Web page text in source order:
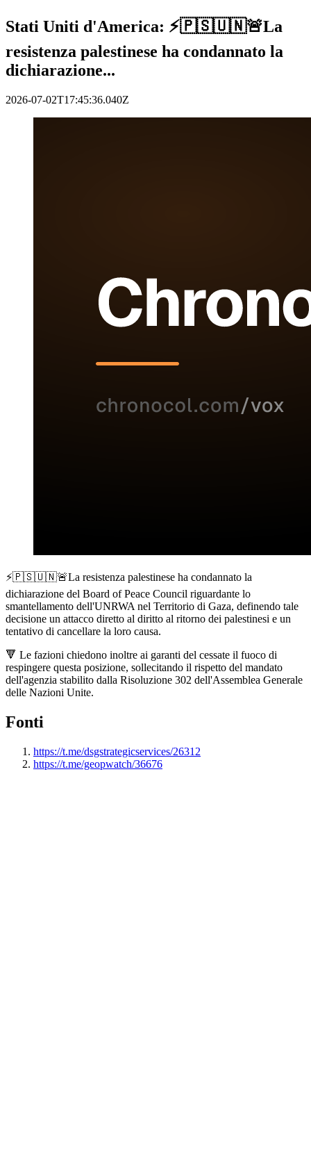
Stati Uniti d'America: ⚡️🇵🇸🇺🇳🚨La
resistenza palestinese ha condannato la
dichiarazione...
2026-07-02T17:45:36.040Z
⚡️🇵🇸🇺🇳🚨La resistenza palestinese ha condannato la
dichiarazione del Board of Peace Council riguardante lo
smantellamento dell'UNRWA nel Territorio di Gaza, definendo tale
decisione un attacco diretto al diritto al ritorno dei palestinesi e un
tentativo di cancellare la loro causa.
🔻 Le fazioni chiedono inoltre ai garanti del cessate il fuoco di
respingere questa posizione, sollecitando il rispetto del mandato
dell'agenzia stabilito dalla Risoluzione 302 dell'Assemblea Generale
delle Nazioni Unite.
Fonti
https://t.me/dsgstrategicservices/26312
https://t.me/geopwatch/36676